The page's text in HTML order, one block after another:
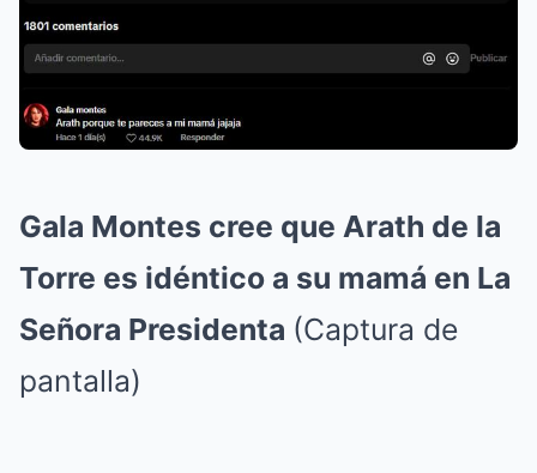
Gala Montes cree que Arath de la
Torre es idéntico a su mamá en La
Señora Presidenta (Captura de
pantalla)